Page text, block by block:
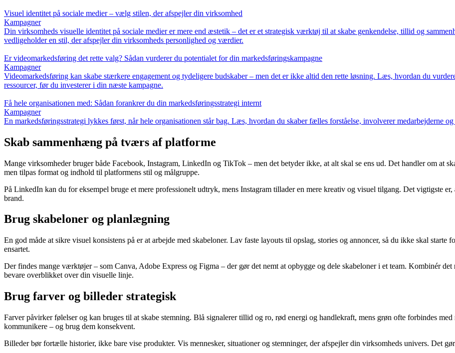
Visuel identitet på sociale medier – vælg stilen, der afspejler din virksomhed
Kampagner
Din virksomheds visuelle identitet på sociale medier er mere end æstetik – det er et strategisk værktøj til at skabe genkendelse, tillid og
vedligeholder en stil, der afspejler din virksomheds personlighed og værdier.
Er videomarkedsføring det rette valg? Sådan vurderer du potentialet for din markedsføringskampagne
Kampagner
Videomarkedsføring kan skabe stærkere engagement og tydeligere budskaber – men det er ikke altid den rette løsning. Læs, hvordan du
ressourcer, før du investerer i din næste kampagne.
Få hele organisationen med: Sådan forankrer du din markedsføringsstrategi internt
Kampagner
En markedsføringsstrategi lykkes først, når hele organisationen står bag. Læs, hvordan du skaber fælles forståelse, involverer medarbejderne
Skab sammenhæng på tværs af platforme
Mange virksomheder bruger både Facebook, Instagram, LinkedIn og TikTok – men det betyder ikke, at alt skal se ens ud. Det handler om at
men tilpas format og indhold til platformens stil og målgruppe.
På LinkedIn kan du for eksempel bruge et mere professionelt udtryk, mens Instagram tillader en mere kreativ og visuel tilgang. Det vigtigste
brand.
Brug skabeloner og planlægning
En god måde at sikre visuel konsistens på er at arbejde med skabeloner. Lav faste layouts til opslag, stories og annoncer, så du ikke skal
ensartet.
Der findes mange værktøjer – som Canva, Adobe Express og Figma – der gør det nemt at opbygge og dele skabeloner i et team. Kombinér
bevare overblikket over din visuelle linje.
Brug farver og billeder strategisk
Farver påvirker følelser og kan bruges til at skabe stemning. Blå signalerer tillid og ro, rød energi og handlekraft, mens grøn ofte forbindes
kommunikere – og brug dem konsekvent.
Billeder bør fortælle historier, ikke bare vise produkter. Vis mennesker, situationer og stemninger, der afspejler din virksomheds univers. Det